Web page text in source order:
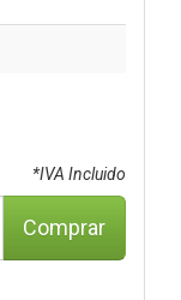
*IVA Incluido
Comprar